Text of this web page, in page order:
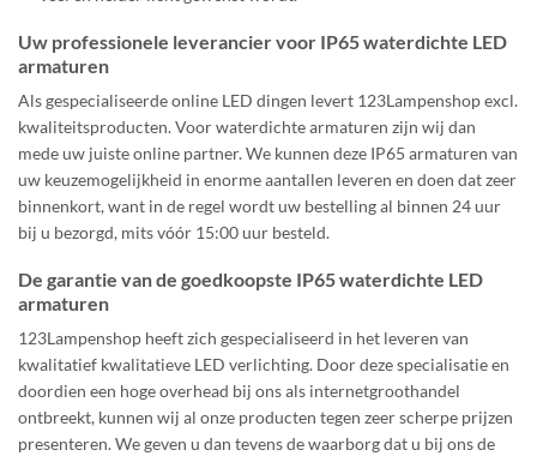
Uw professionele leverancier voor IP65 waterdichte LED
armaturen
Als gespecialiseerde online LED dingen levert 123Lampenshop excl.
kwaliteitsproducten. Voor waterdichte armaturen zijn wij dan
mede uw juiste online partner. We kunnen deze IP65 armaturen van
uw keuzemogelijkheid in enorme aantallen leveren en doen dat zeer
binnenkort, want in de regel wordt uw bestelling al binnen 24 uur
bij u bezorgd, mits vóór 15:00 uur besteld.
De garantie van de goedkoopste IP65 waterdichte LED
armaturen
123Lampenshop heeft zich gespecialiseerd in het leveren van
kwalitatief kwalitatieve LED verlichting. Door deze specialisatie en
doordien een hoge overhead bij ons als internetgroothandel
ontbreekt, kunnen wij al onze producten tegen zeer scherpe prijzen
presenteren. We geven u dan tevens de waarborg dat u bij ons de